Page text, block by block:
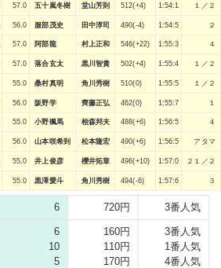
57.0 五十嵐冬樹 堂山芳則 512(+4) 1:54:1 １／２
56.0 服部茂史 田中淳司 490(-4) 1:54:5 ２
57.0 阿部龍 村上正和 546(+22) 1:55:3 ４
57.0 落合玄太 黒川智貴 502(+4) 1:55:4 １／２
55.0 桑村真明 角川秀樹 510(0) 1:55:5 １／２
56.0 阪野学 齊藤正弘 462(0) 1:55:7 １
55.0 小野楓馬 桧森邦夫 488(+6) 1:56:5 ４
56.0 山本咲希到 松本隆宏 490(+6) 1:56:5 アタマ
55.0 井上俊彦 櫻井拓章 496(+10) 1:57:0 ２１／２
55.0 黒澤愛斗 角川秀樹 494(-6) 1:57:6 ３
6 720円 3番人気
6
10
5
160円
110円
170円
3番人気
1番人気
4番人気